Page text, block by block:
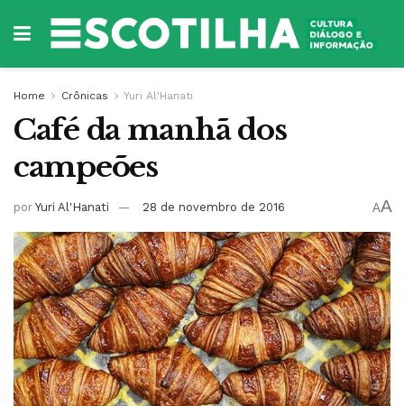
Home Crônicas Yuri Al'Hanati
Café da manhã dos
campeões
por Yuri Al'Hanati 28 de novembro de 2016 AA